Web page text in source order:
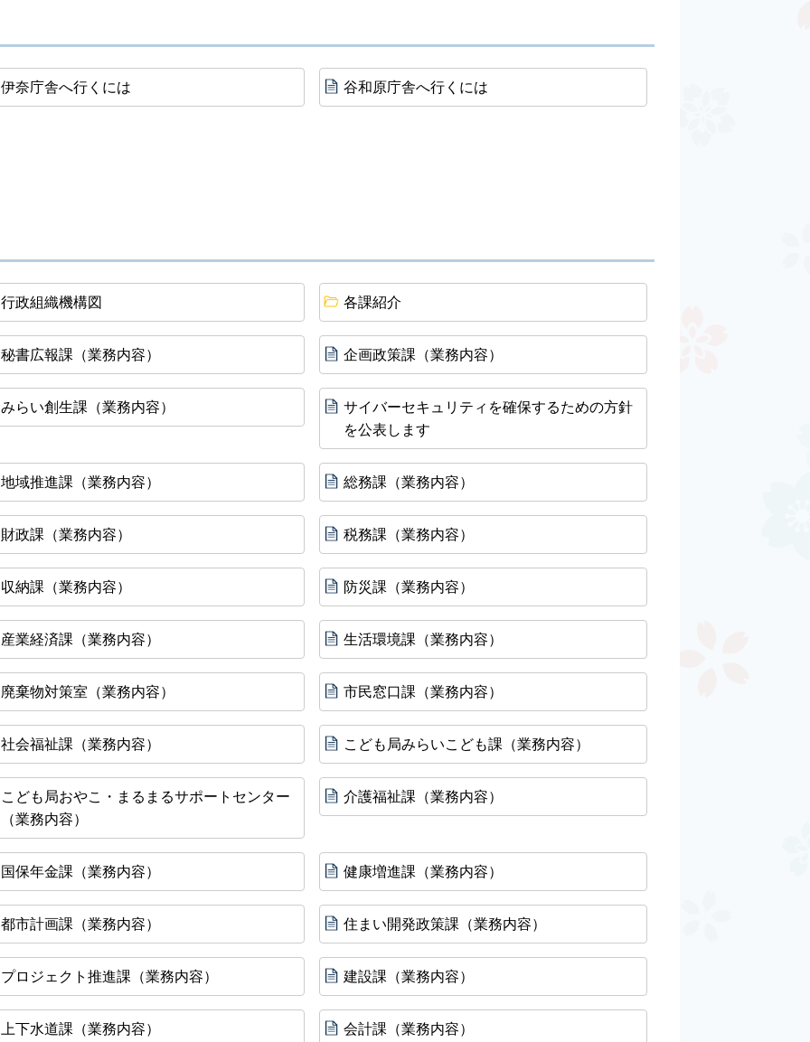
伊奈庁舎へ行くには 谷和原庁舎へ行くには
行政組織機構図 各課紹介
秘書広報課（業務内容） 企画政策課（業務内容）
みらい創生課（業務内容）
サイバーセキュリティを確保するための方針
を公表します
地域推進課（業務内容） 総務課（業務内容）
財政課（業務内容） 税務課（業務内容）
収納課（業務内容） 防災課（業務内容）
産業経済課（業務内容） 生活環境課（業務内容）
廃棄物対策室（業務内容） 市民窓口課（業務内容）
社会福祉課（業務内容） こども局みらいこども課（業務内容）
こども局おやこ・まるまるサポートセンター
（業務内容）
介護福祉課（業務内容）
国保年金課（業務内容） 健康増進課（業務内容）
都市計画課（業務内容） 住まい開発政策課（業務内容）
プロジェクト推進課（業務内容） 建設課（業務内容）
上下水道課（業務内容） 会計課（業務内容）